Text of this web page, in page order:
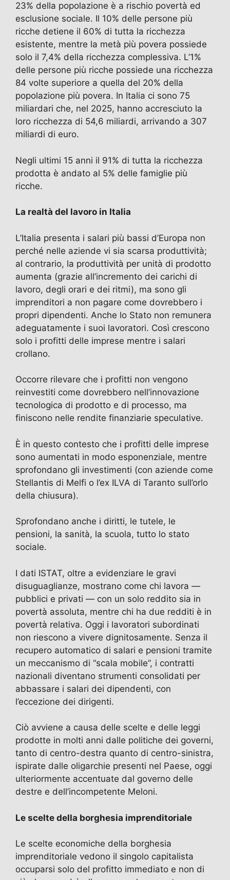
23% della popolazione è a rischio povertà ed
esclusione sociale. Il 10% delle persone più
ricche detiene il 60% di tutta la ricchezza
esistente, mentre la metà più povera possiede
solo il 7,4% della ricchezza complessiva. L’1%
delle persone più ricche possiede una ricchezza
84 volte superiore a quella del 20% della
popolazione più povera. In Italia ci sono 75
miliardari che, nel 2025, hanno accresciuto la
loro ricchezza di 54,6 miliardi, arrivando a 307
miliardi di euro.
Negli ultimi 15 anni il 91% di tutta la ricchezza
prodotta è andato al 5% delle famiglie più
ricche.
La realtà del lavoro in Italia
L’Italia presenta i salari più bassi d’Europa non
perché nelle aziende vi sia scarsa produttività;
al contrario, la produttività per unità di prodotto
aumenta (grazie all’incremento dei carichi di
lavoro, degli orari e dei ritmi), ma sono gli
imprenditori a non pagare come dovrebbero i
propri dipendenti. Anche lo Stato non remunera
adeguatamente i suoi lavoratori. Così crescono
solo i profitti delle imprese mentre i salari
crollano.
Occorre rilevare che i profitti non vengono
reinvestiti come dovrebbero nell’innovazione
tecnologica di prodotto e di processo, ma
finiscono nelle rendite finanziarie speculative.
È in questo contesto che i profitti delle imprese
sono aumentati in modo esponenziale, mentre
sprofondano gli investimenti (con aziende come
Stellantis di Melfi o l’ex ILVA di Taranto sull’orlo
della chiusura).
Sprofondano anche i diritti, le tutele, le
pensioni, la sanità, la scuola, tutto lo stato
sociale.
I dati ISTAT, oltre a evidenziare le gravi
disuguaglianze, mostrano come chi lavora —
pubblici e privati — con un solo reddito sia in
povertà assoluta, mentre chi ha due redditi è in
povertà relativa. Oggi i lavoratori subordinati
non riescono a vivere dignitosamente. Senza il
recupero automatico di salari e pensioni tramite
un meccanismo di “scala mobile”, i contratti
nazionali diventano strumenti consolidati per
abbassare i salari dei dipendenti, con
l’eccezione dei dirigenti.
Ciò avviene a causa delle scelte e delle leggi
prodotte in molti anni dalle politiche dei governi,
tanto di centro-destra quanto di centro-sinistra,
ispirate dalle oligarchie presenti nel Paese, oggi
ulteriormente accentuate dal governo delle
destre e dell’incompetente Meloni.
Le scelte della borghesia imprenditoriale
Le scelte economiche della borghesia
imprenditoriale vedono il singolo capitalista
occuparsi solo del profitto immediato e non di